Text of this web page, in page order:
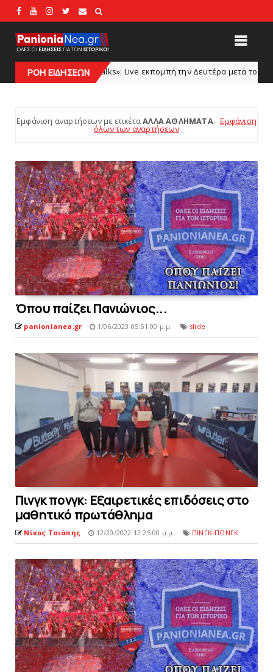
ΡΟΗ ΕΙΔΗΣΕΩΝ
Live εκπομπή την Δευτέρα μετά το φιλικό Πανιώνιος – Ολυμπιακός
Εμφάνιση αναρτήσεων με ετικέταΑΛΛΑ ΑΘΛΗΜΑΤΑ. Εμφάνιση
όλων των αναρτήσεων
Όπου παίζει Πανιώνιoς...
panionianea.gr 1/06/2023 05:51:00 μ.μ. slide
Πινγκ πονγκ: Εξαιρετικές επιδόσεις στο
μαθητικό πρωτάθλημα
Νίκος Τσιάπης 12/20/2022 12:25:00 μ.μ. ΠΙΝΓΚ-ΠΟΝΓΚ